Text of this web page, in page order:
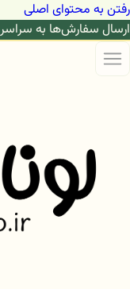
رفتن به محتوای اصلی
ارسال سفارش‌ها به سراسر